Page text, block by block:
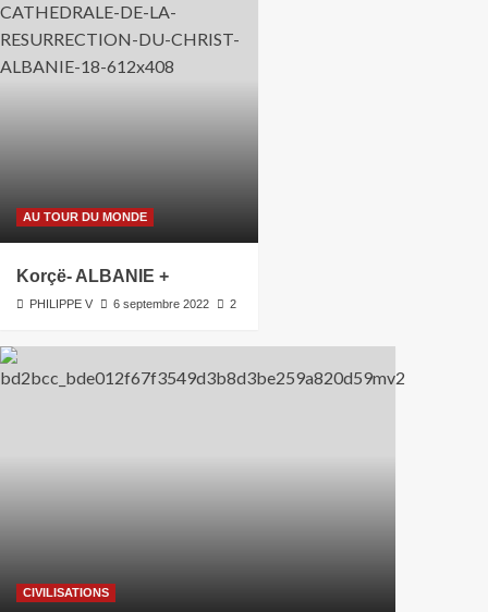
AU TOUR DU MONDE
Korçë- ALBANIE +
PHILIPPE V 6 septembre 2022 2
CIVILISATIONS